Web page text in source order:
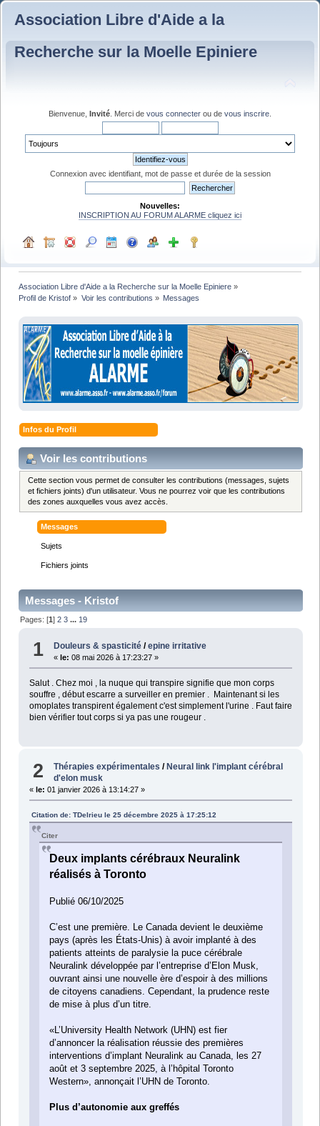
Association Libre d'Aide a la
Recherche sur la Moelle Epiniere
Bienvenue, Invité . Merci de vous connecter ou de vous inscrire
Connexion avec identifiant, mot de passe et durée de la session
Nouvelles:
INSCRIPTION AU FORUM ALARME cliquez ici
Association Libre d'Aide a la Recherche sur la Moelle Epiniere »
Profil de Kristof » Voir les contributions » Messages
Infos du Profil
Voir les contributions
Cette section vous permet de consulter les contributions (messages, sujets
et fichiers joints) d'un utilisateur. Vous ne pourrez voir que les contributions
des zones auxquelles vous avez accès.
Messages
Sujets
Fichiers joints
Messages - Kristof
Pages: [1]2 3 ...19
1 Douleurs & spasticité /epine irritative
«le: 08 mai 2026 à 17:23:27 »
Salut . Chez moi , la nuque qui transpire signifie que mon corps
souffre , début escarre a surveiller en premier . Maintenant si les
omoplates transpirent également c'est simplement l'urine . Faut faire
bien vérifier tout corps si ya pas une rougeur .
2 Thérapies expérimentales / Neural link l'implant cérébral
d'elon musk
« le: 01 janvier 2026 à 13:14:27 »
Citation de: TDelrieu le 25 décembre 2025 à 17:25:12
Citer
Deux implants cérébraux Neuralink
réalisés à Toronto
Publié 06/10/2025
C’est une première. Le Canada devient le deuxième
pays (après les États-Unis) à avoir implanté à des
patients atteints de paralysie la puce cérébrale
Neuralink développée par l’entreprise d’Elon Musk,
ouvrant ainsi une nouvelle ère d’espoir à des millions
de citoyens canadiens. Cependant, la prudence reste
de mise à plus d’un titre.
«L’University Health Network (UHN) est fier
d’annoncer la réalisation réussie des premières
interventions d’implant Neuralink au Canada, les 27
août et 3 septembre 2025, à l’hôpital Toronto
Western», annonçait l’UHN de Toronto.
Plus d’autonomie aux greffés